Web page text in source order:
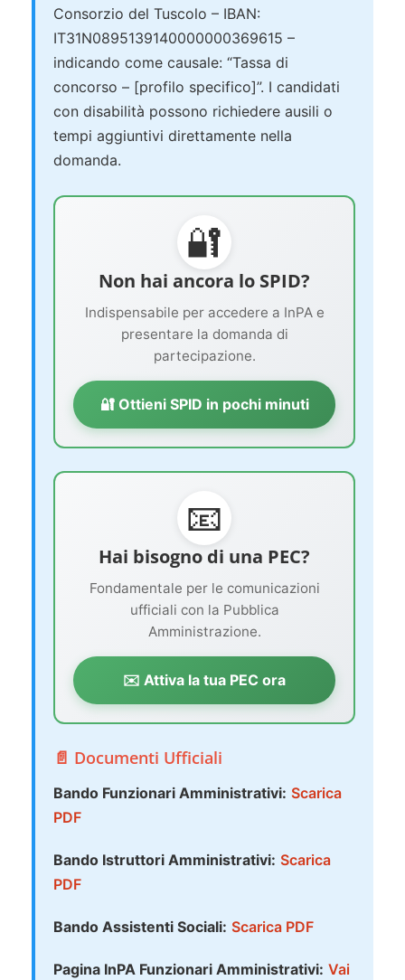
Consorzio del Tuscolo – IBAN:
IT31N0895139140000000369615 –
indicando come causale: “Tassa di
concorso – [profilo specifico]”. I candidati
con disabilità possono richiedere ausili o
tempi aggiuntivi direttamente nella
domanda.
🔐
Non hai ancora lo SPID?
Indispensabile per accedere a InPA e
presentare la domanda di
partecipazione.
🔐 Ottieni SPID in pochi minuti
📧
Hai bisogno di una PEC?
Fondamentale per le comunicazioni
ufficiali con la Pubblica
Amministrazione.
✉️ Attiva la tua PEC ora
📄 Documenti Ufficiali
Bando Funzionari Amministrativi: Scarica
PDF
Bando Istruttori Amministrativi: Scarica
PDF
Bando Assistenti Sociali: Scarica PDF
Pagina InPA Funzionari Amministrativi: Vai